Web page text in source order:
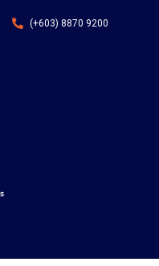
(+603) 8870 9200